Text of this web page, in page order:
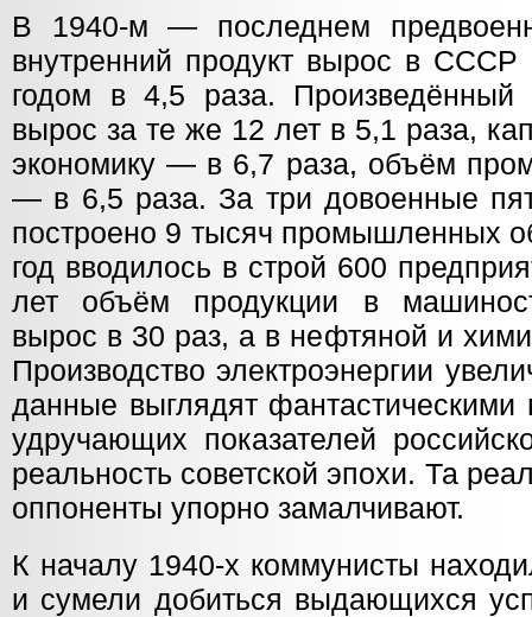
В 1940-м — последнем
внутренний продукт вырос в
годом в 4,5 раза. Произведённый
вырос за те же 12 лет в 5,1 раза,
экономику — в 6,7 раза, объём
— в 6,5 раза. За три довоенные
построено 9 тысяч промышленных
год вводилось в строй 600
лет объём продукции в
вырос в 30 раз, а в нефтяной и
Производство электроэнергии
данные выглядят
удручающих показателей
реальность советской эпохи. Та
оппоненты упорно замалчивают.
К началу 1940-х коммунисты
и сумели добиться выдающихся